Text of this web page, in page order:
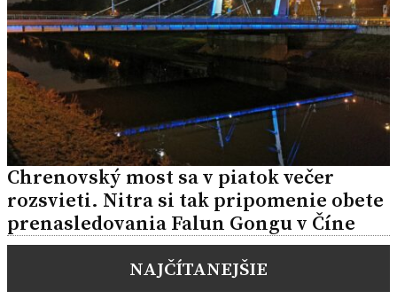
Chrenovský most sa v piatok večer
rozsvieti. Nitra si tak pripomenie obete
prenasledovania Falun Gongu v Číne
NAJČÍTANEJŠIE